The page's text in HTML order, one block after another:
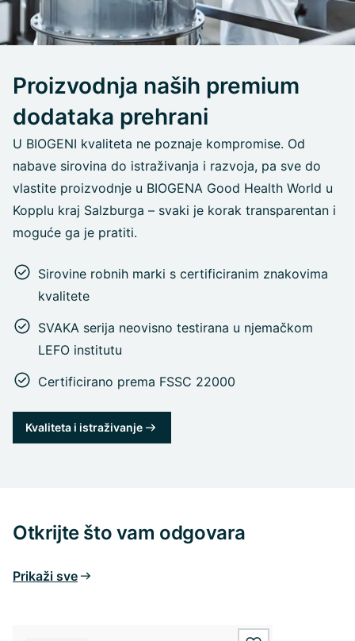
Proizvodnja naših premium
dodataka prehrani
U BIOGENI kvaliteta ne poznaje kompromise. Od
nabave sirovina do istraživanja i razvoja, pa sve do
vlastite proizvodnje u BIOGENA Good Health World u
Kopplu kraj Salzburga – svaki je korak transparentan i
moguće ga je pratiti.
Sirovine robnih marki s certificiranim znakovima
kvalitete
SVAKA serija neovisno testirana u njemačkom
LEFO institutu
Certificirano prema FSSC 22000
Kvaliteta i istraživanje
Otkrijte što vam odgovara
Prikaži sve